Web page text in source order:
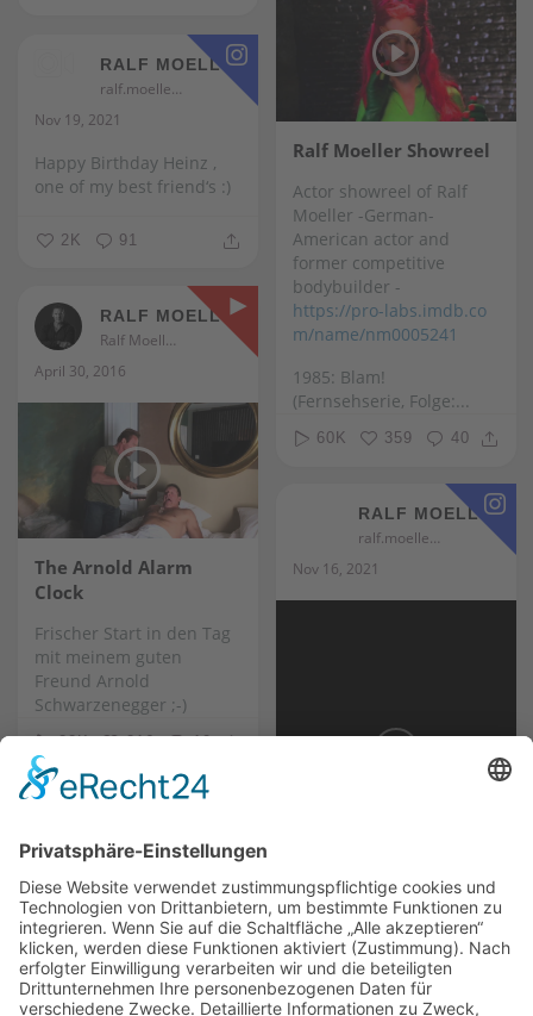
Ralf Moeller Showreel
Actor showreel of Ralf
Moeller -German-
American actor and
former competitive
bodybuilder -
https://pro-labs.imdb.co
m/name/nm0005241
1985: Blam!
(Fernsehserie, Folge:...
60K 359 40
RALF MOELLER
ralf.moeller
Nov 19, 2021
Happy Birthday Heinz ,
one of my best friend‘s :)
2K 91
RALF MOELLER
Ralf Moeller
April 30, 2016
The Arnold Alarm
Clock
Frischer Start in den Tag
mit meinem guten
Freund Arnold
Schwarzenegger ;-)
22K 216 10
RALF MOELLER
ralf.moeller
Nov 16, 2021
Kalte Brise in HH today
:)Great City
19K 304